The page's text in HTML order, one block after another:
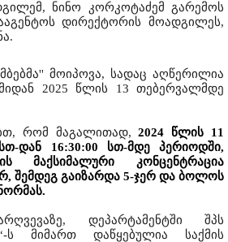
ნინო კორკოტაძემ გარემოს
დირექტორის მოადგილეს,
მოიპოვა, სადაც აღწერილია
2025 წლის 13 თებერვალმდე
რომ მაგალითად,2024 წლის 11
დან 16:30:00 სთ-მდე პერიოდში,
მაქსიმალური კონცენტრაცია
შემდეგ გაიზარდა 5-ჯერ და ბოლოს
დეპარტამენტში შპს
ს მიმართ დაწყებულია საქმის